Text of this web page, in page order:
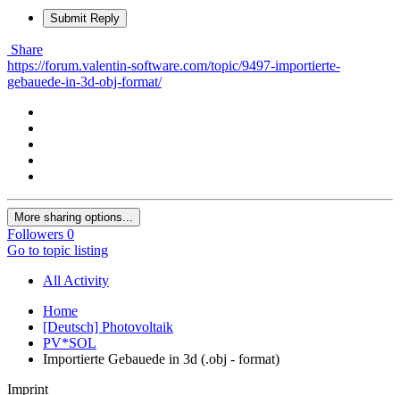
Submit Reply
Share
https://forum.valentin-software.com/topic/9497-importierte-
gebauede-in-3d-obj-format/
More sharing options...
Followers 0
Go to topic listing
All Activity
Home
[Deutsch] Photovoltaik
PV*SOL
Importierte Gebauede in 3d (.obj - format)
Imprint